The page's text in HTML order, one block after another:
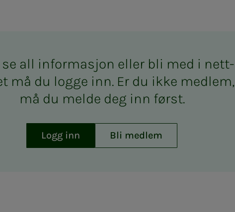
se all in­­­for­­­ma­­­sjon el­­­ler bli med i nett­
må du log­­­ge inn. Er du ikke med­­­­­lem,
må du mel­­­de deg inn først.
Logg inn Bli medlem